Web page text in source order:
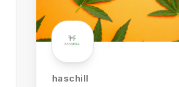
haschill